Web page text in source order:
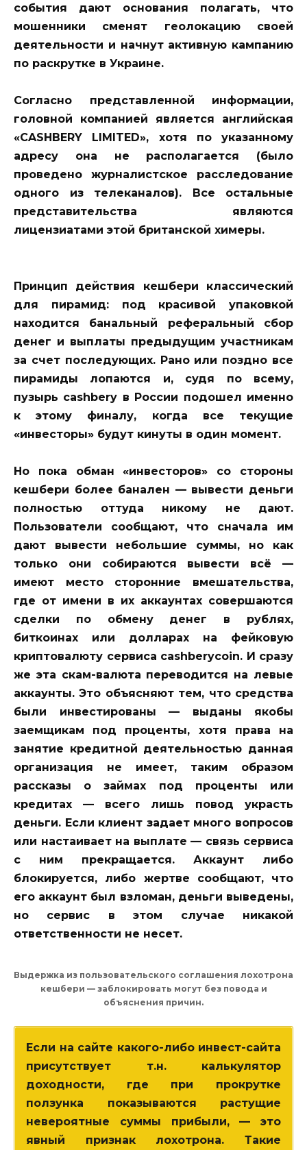
события дают основания полагать, что
мошенники сменят геолокацию своей
деятельности и начнут активную кампанию
по раскрутке в Украине.
Согласно представленной информации,
головной компанией является английская
«CASHBERY LIMITED», хотя по указанному
адресу она не располагается (было
проведено журналистское расследование
одного из телеканалов). Все остальные
представительства являются
лицензиатами этой британской химеры.
Принцип действия кешбери классический
для пирамид: под красивой упаковкой
находится банальный реферальный сбор
денег и выплаты предыдущим участникам
за счет последующих. Рано или поздно все
пирамиды лопаются и, судя по всему,
пузырь cashbery в России подошел именно
к этому финалу, когда все текущие
«инвесторы» будут кинуты в один момент.
Но пока обман «инвесторов» со стороны
кешбери более банален — вывести деньги
полностью оттуда никому не дают.
Пользователи сообщают, что сначала им
дают вывести небольшие суммы, но как
только они собираются вывести всё —
имеют место сторонние вмешательства,
где от имени в их аккаунтах совершаются
сделки по обмену денег в рублях,
биткоинах или долларах на фейковую
криптовалюту сервиса cashberycoin. И сразу
же эта скам-валюта переводится на левые
аккаунты. Это объясняют тем, что средства
были инвестированы — выданы якобы
заемщикам под проценты, хотя права на
занятие кредитной деятельностью данная
организация не имеет, таким образом
рассказы о займах под проценты или
кредитах — всего лишь повод украсть
деньги. Если клиент задает много вопросов
или настаивает на выплате — связь сервиса
с ним прекращается. Аккаунт либо
блокируется, либо жертве сообщают, что
его аккаунт был взломан, деньги выведены,
но сервис в этом случае никакой
ответственности не несет.
Выдержка из пользовательского соглашения лохотрона
кешбери — заблокировать могут без повода и
объяснения причин.
Если на сайте какого-либо инвест-сайта
присутствует т.н. калькулятор
доходности, где при прокрутке
ползунка показываются растущие
невероятные суммы прибыли, — это
явный признак лохотрона. Такие